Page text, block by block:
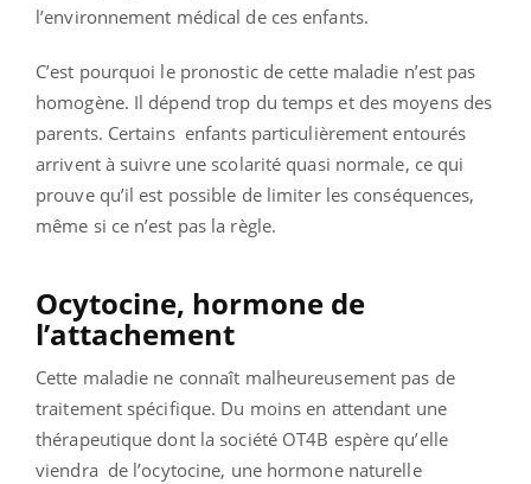
l’environnement médical de ces enfants.
C’est pourquoi le pronostic de cette maladie n’est pas
homogène. Il dépend trop du temps et des moyens des
parents. Certains enfants particulièrement entourés
arrivent à suivre une scolarité quasi normale, ce qui
prouve qu’il est possible de limiter les conséquences,
même si ce n’est pas la règle.
Ocytocine, hormone de
l’attachement
Cette maladie ne connaît malheureusement pas de
traitement spécifique. Du moins en attendant une
thérapeutique dont la société OT4B espère qu’elle
viendra de l’ocytocine, une hormone naturelle